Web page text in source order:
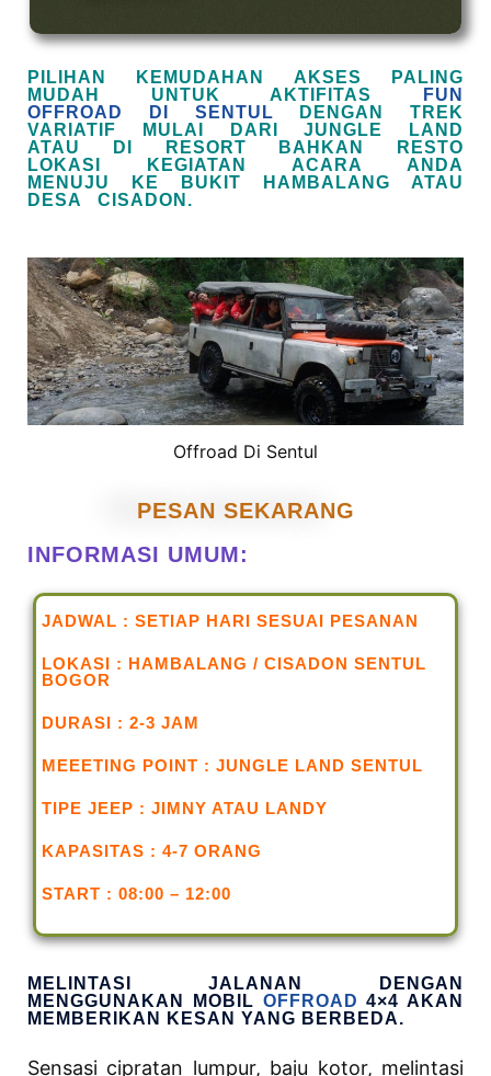
PILIHAN KEMUDAHAN AKSES PALING
MUDAH UNTUK AKTIFITAS
FUN
OFFROAD DI SENTUL DENGAN TREK
VARIATIF MULAI DARI JUNGLE LAND
ATAU DI RESORT BAHKAN RESTO
LOKASI KEGIATAN ACARA ANDA
MENUJU KE BUKIT HAMBALANG ATAU
DESA CISADON.
Offroad Di Sentul
PESAN SEKARANG
INFORMASI UMUM:
JADWAL : SETIAP HARI SESUAI PESANAN
LOKASI : HAMBALANG / CISADON SENTUL
BOGOR
DURASI : 2-3 JAM
MEEETING POINT : JUNGLE LAND SENTUL
TIPE JEEP : JIMNY ATAU LANDY
KAPASITAS : 4-7 ORANG
START : 08:00 – 12:00
MELINTASI JALANAN DENGAN
MENGGUNAKAN MOBIL OFFROAD 4×4 AKAN
MEMBERIKAN KESAN YANG BERBEDA.
Sensasi cipratan lumpur, baju kotor, melintasi